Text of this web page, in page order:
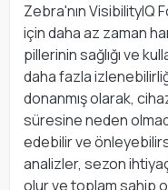
Zebra'nın VisibilityIQ
için daha az zaman
pillerinin sağlığı ve
daha fazla
donanmış olarak,
süresine neden
edebilir ve
analizler, sezon
olur ve toplam sahip